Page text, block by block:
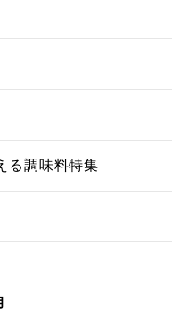
る調味料特集